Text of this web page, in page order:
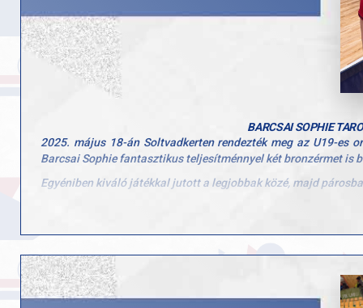
BARCSAI SOPHIE
2025. május 18-án Soltvadkerten rendezték meg az U19-es
Barcsai Sophie fantasztikus teljesítménnyel két bronzérmet is
Egyéniben kiváló játékkal jutott a legjobbak közé, majd